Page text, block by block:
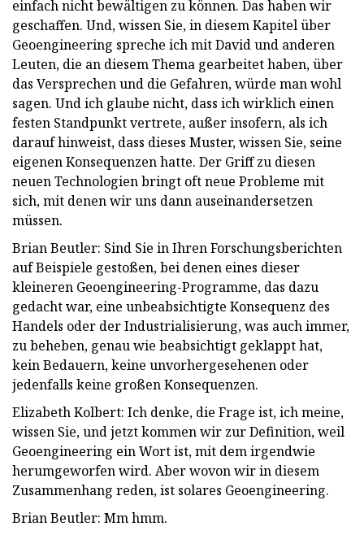
einfach nicht bewältigen zu können. Das haben wir
geschaffen. Und, wissen Sie, in diesem Kapitel über
Geoengineering spreche ich mit David und anderen
Leuten, die an diesem Thema gearbeitet haben, über
das Versprechen und die Gefahren, würde man wohl
sagen. Und ich glaube nicht, dass ich wirklich einen
festen Standpunkt vertrete, außer insofern, als ich
darauf hinweist, dass dieses Muster, wissen Sie, seine
eigenen Konsequenzen hatte. Der Griff zu diesen
neuen Technologien bringt oft neue Probleme mit
sich, mit denen wir uns dann auseinandersetzen
müssen.
Brian Beutler: Sind Sie in Ihren Forschungsberichten
auf Beispiele gestoßen, bei denen eines dieser
kleineren Geoengineering-Programme, das dazu
gedacht war, eine unbeabsichtigte Konsequenz des
Handels oder der Industrialisierung, was auch immer,
zu beheben, genau wie beabsichtigt geklappt hat,
kein Bedauern, keine unvorhergesehenen oder
jedenfalls keine großen Konsequenzen.
Elizabeth Kolbert: Ich denke, die Frage ist, ich meine,
wissen Sie, und jetzt kommen wir zur Definition, weil
Geoengineering ein Wort ist, mit dem irgendwie
herumgeworfen wird. Aber wovon wir in diesem
Zusammenhang reden, ist solares Geoengineering.
Brian Beutler: Mm hmm.